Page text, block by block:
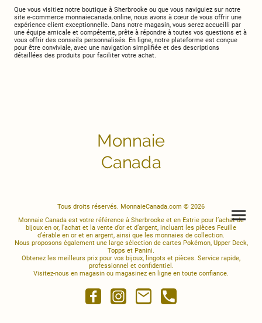
Que vous visitiez notre boutique à Sherbrooke ou que vous naviguiez sur notre
site e-commerce monnaiecanada.online, nous avons à cœur de vous offrir une
expérience client exceptionnelle. Dans notre magasin, vous serez accueilli par
une équipe amicale et compétente, prête à répondre à toutes vos questions et à
vous offrir des conseils personnalisés. En ligne, notre plateforme est conçue
pour être conviviale, avec une navigation simplifiée et des descriptions
détaillées des produits pour faciliter votre achat.
Monnaie
Canada
Tous droits réservés. MonnaieCanada.com © 2026
Monnaie Canada est votre référence à Sherbrooke et en Estrie pour l’achat de
bijoux en or, l’achat et la vente d’or et d’argent, incluant les pièces Feuille
d’érable en or et en argent, ainsi que les monnaies de collection.
Nous proposons également une large sélection de cartes Pokémon, Upper Deck,
Topps et Panini.
Obtenez les meilleurs prix pour vos bijoux, lingots et pièces. Service rapide,
professionnel et confidentiel.
Visitez-nous en magasin ou magasinez en ligne en toute confiance.